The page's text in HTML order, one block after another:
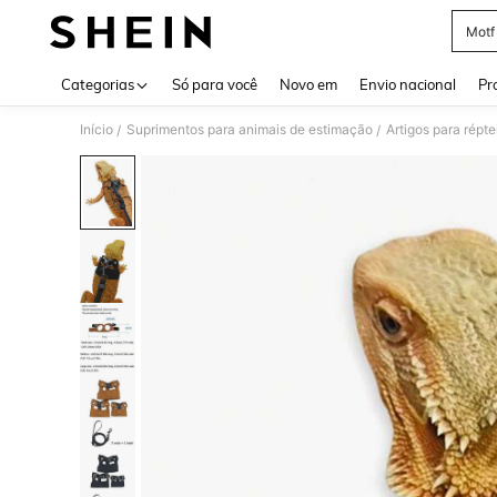
Motf
Categorias Só para você Novo em Envio nacional
Início / Suprimentos para animais de estimação / Artigos para